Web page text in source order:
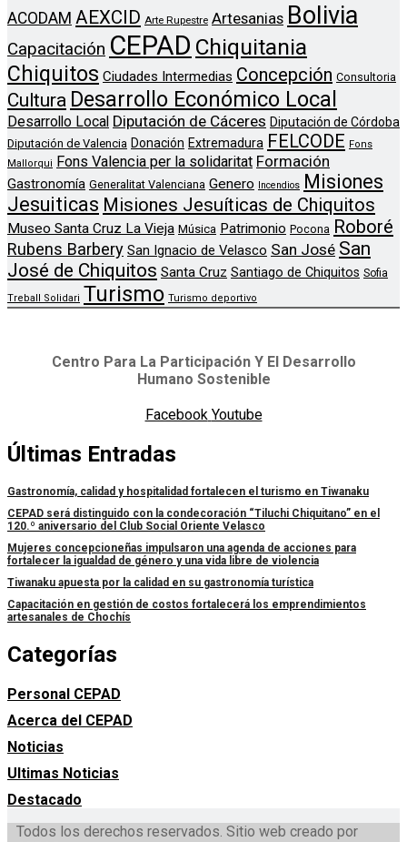
ACODAM AEXCID Arte Rupestre Artesanias Bolivia
Capacitación CEPAD Chiquitania
Chiquitos Ciudades Intermedias Concepción Consultoria
Cultura Desarrollo Económico Local
Desarrollo Local Diputación de Cáceres Diputación de Córdoba
Diputación de Valencia Donación Extremadura FELCODE Fons
Mallorqui
Fons Valencia per la solidaritat Formación
Gastronomía Generalitat Valenciana Genero Incendios
Misiones
Jesuiticas Misiones Jesuíticas de Chiquitos
Museo Santa Cruz La Vieja Música Patrimonio Pocona Roboré
Rubens Barbery San Ignacio de Velasco San José San
José de Chiquitos Santa Cruz Santiago de Chiquitos Sofia
Treball Solidari Turismo Turismo deportivo
Centro Para La Participación Y El Desarrollo
Humano Sostenible
Facebook Youtube
Últimas Entradas
Gastronomía, calidad y hospitalidad fortalecen el turismo en Tiwanaku
CEPAD será distinguido con la condecoración “Tiluchi Chiquitano” en el
120.º aniversario del Club Social Oriente Velasco
Mujeres concepcioneñas impulsaron una agenda de acciones para
fortalecer la igualdad de género y una vida libre de violencia
Tiwanaku apuesta por la calidad en su gastronomía turística
Capacitación en gestión de costos fortalecerá los emprendimientos
artesanales de Chochís
Categorías
Personal CEPAD
Acerca del CEPAD
Noticias
Ultimas Noticias
Destacado
Todos los derechos reservados. Sitio web creado por